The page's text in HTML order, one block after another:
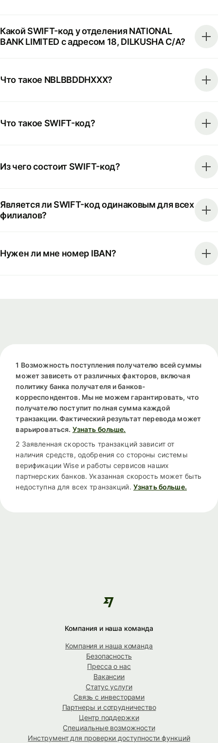
Какой SWIFT-код у отделения NATIONAL
BANK LIMITED с адресом 18, DILKUSHA C/A?
Что такое NBLBBDDHXXX?
Что такое SWIFT-код?
Из чего состоит SWIFT-код?
Является ли SWIFT-код одинаковым для всех
филиалов?
Нужен ли мне номер IBAN?
1 Возможность поступления получателю всей суммы
может зависеть от различных факторов, включая
политику банка получателя и банков-
корреспондентов. Мы не можем гарантировать, что
получателю поступит полная сумма каждой
транзакции. Фактический результат перевода может
варьироваться. Узнать больше.
2 Заявленная скорость транзакций зависит от
наличия средств, одобрения со стороны системы
верификации Wise и работы сервисов наших
партнерских банков. Указанная скорость может быть
недоступна для всех транзакций. Узнать больше.
Компания и наша команда
Компания и наша команда
Безопасность
Пресса о нас
Вакансии
Статус услуги
Связь с инвесторами
Партнеры и сотрудничество
Центр поддержки
Специальные возможности
Инструмент для проверки доступности функций